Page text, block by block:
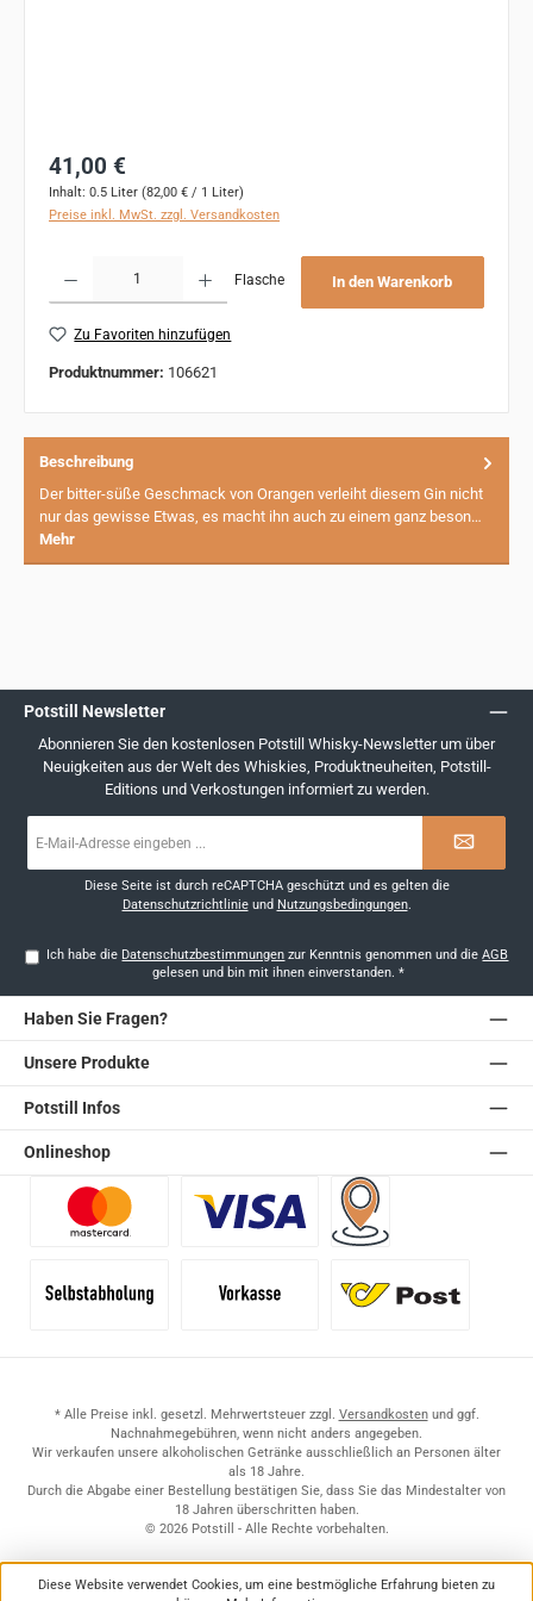
Regulärer Preis:
41,00 €
Inhalt: 0.5 Liter (82,00 € / 1 Liter)
Preise inkl. MwSt. zzgl. Versandkosten
Flasche In den Warenkorb
Zu Favoriten hinzufügen
Produktnummer: 106621
Beschreibung
Der bitter-süße Geschmack von Orangen verleiht diesem Gin nicht
nur das gewisse Etwas, es macht ihn auch zu einem ganz beson…
Mehr
Potstill Newsletter
Abonnieren Sie den kostenlosen Potstill Whisky-Newsletter um über
Neuigkeiten aus der Welt des Whiskies, Produktneuheiten, Potstill-
Editions und Verkostungen informiert zu werden.
Mail-
Diese Seite ist durch reCAPTCHA geschützt und es gelten die
Datenschutzrichtlinieund Nutzungsbedingungen.
Ich habe die Datenschutzbestimmungen zur Kenntnis genommen und dieAGB
gelesen und bin mit ihnen einverstanden. *
Haben Sie Fragen?
Unsere Produkte
Potstill Infos
Onlineshop
* Alle Preise inkl. gesetzl. Mehrwertsteuer zzgl. Versandkostenund ggf.
Nachnahmegebühren, wenn nicht anders angegeben.
Wir verkaufen unsere alkoholischen Getränke ausschließlich an Personen älter
als 18 Jahre.
Durch die Abgabe einer Bestellung bestätigen Sie, dass Sie das Mindestalter von
18 Jahren überschritten haben.
© 2026 Potstill - Alle Rechte vorbehalten.
Diese Website verwendet Cookies, um eine bestmögliche Erfahrung bieten zu